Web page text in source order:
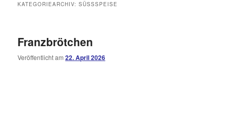
KATEGORIEARCHIV:SÜSSSPEISE
Franzbrötchen
Veröffentlicht am22. April 2026